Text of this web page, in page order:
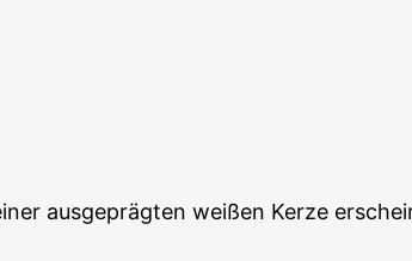
aus­ge­präg­ten wei­ßen Ker­ze